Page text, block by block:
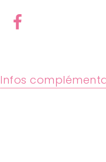
Infos